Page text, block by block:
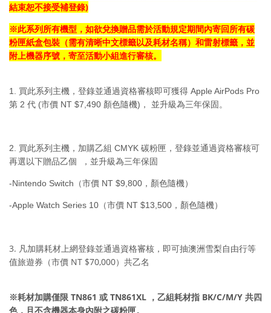
結束恕不接受補登錄)
※此系列所有機型， 如欲兌換贈品需於活動規定期間內寄回所有碳
粉匣紙盒包裝（需有清晰中文標籤以及耗材名稱） 和雷射標籤 ，並
附上機器序號，寄至活動小組進行審核。
1. 買此系列主機，登錄並通過資格審核即可獲得 Apple AirPods Pro
第 2 代 (市價 NT $7,490 顏色隨機) ， 並升級為三年保固。
2. 買此系列主機，加購乙組 CMYK 碳粉匣，登錄並通過資格審核可
再選以下贈品乙個 ，並升級為三年保固
-Nintendo Switch（市價 NT $9,800，顏色隨機）
-Apple Watch Series 10（市價 NT $13,500，顏色隨機）
3. 凡加購耗材上網登錄並通過資格審核，即可抽澳洲雪梨自由行等
值旅遊券（市價 NT $70,000）共乙名
※耗材加購僅限 TN861 或 TN861XL ，乙組耗材指 BK/C/M/Y 共四
色，且不含機器本身內附之碳粉匣。